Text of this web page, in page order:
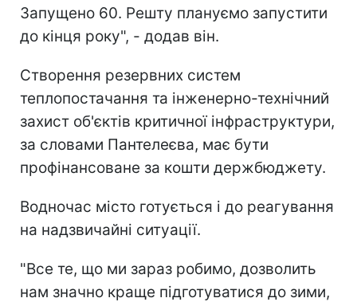
Запущено 60. Решту плануємо запустити
до кінця року", - додав він.
Створення резервних систем
теплопостачання та інженерно-технічний
захист об'єктів критичної інфраструктури,
за словами Пантелеєва, має бути
профінансоване за кошти держбюджету.
Водночас місто готується і до реагування
на надзвичайні ситуації.
"Все те, що ми зараз робимо, дозволить
нам значно краще підготуватися до зими,